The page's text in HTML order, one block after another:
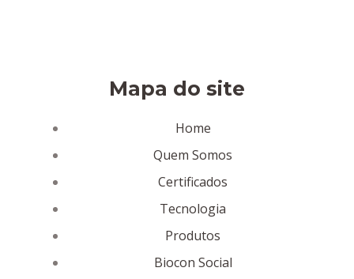
Mapa do site
Home
Quem Somos
Certificados
Tecnologia
Produtos
Biocon Social